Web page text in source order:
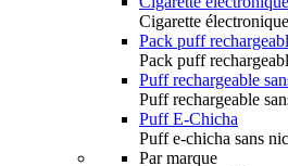
Cigarette
Pack puff
Pack puff
Puff rechargeable
Puff rechargeable
Puff E-Chicha
Puff e-chicha sans
Par marque